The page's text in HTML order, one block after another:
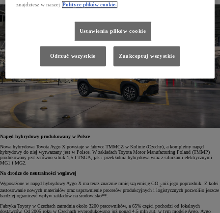
Napęd hybrydowy produkowany w Polsce
Nowa hybrydowa Toyota Aygo X powstaje w fabryce TMMCZ w Kolinie (Czechy), a kompletny napęd
hybrydowy do niej wytwarzany jest w Polsce. W zakładach Toyota Motor Manufacturing Poland (TMMP)
produkowany jest zarówno silnik 1,5 l TNGA, jak i przekładnia hybrydowa wraz z silnikami elektrycznymi
MG1 i MG2.
Na drodze do neutralności węglowej
Wyposażone w napęd hybrydowy Aygo X ma teraz znacznie mniejszą emisję CO 2 niż jego poprzednik. Z kolei
zastosowanie nowych materiałów oraz usprawnienie procesów produkcyjnych i logistycznych pozwoliło jeszcze
bardziej ograniczyć wpływ zakładów na środowisko**.
Fabryka Toyoty w Czechach zatrudnia około 3200 pracowników, a 65% części pochodzi od lokalnych
dostawców. Od 2005 roku w Czechach wyprodukowano już ponad 4,5 mln aut, w tym modele Aygo, Aygo
znajdziesz w naszej Polityce plików cookie.
Ustawienia plików cookie
Odrzuć wszystkie Zaakceptuj wszystkie